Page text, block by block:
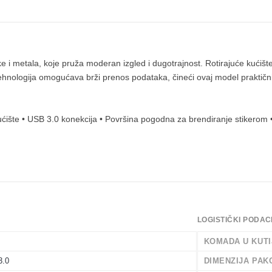
i metala, koje pruža moderan izgled i dugotrajnost. Rotirajuće
omogućava brži prenos podataka, čineći ovaj model
• USB 3.0 konekcija • Površina pogodna za brendiranje
LOGISTIČKI
KOMADA U
DIMENZIJA